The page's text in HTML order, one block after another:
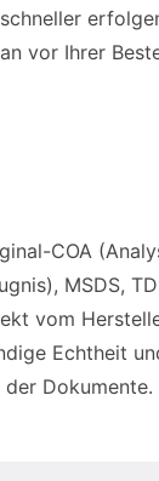
vor Ihrer
COA
MSDS,
vom
Echtheit
Dokumente.